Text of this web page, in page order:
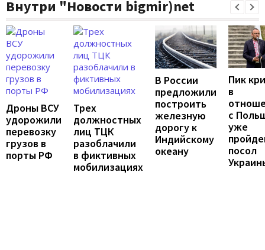
Внутри "Новости bigmir)net
Дроны ВСУ
удорожили
перевозку
грузов в
порты РФ
Трех
должностных
лиц ТЦК
разоблачили
в фиктивных
мобилизациях
В России
предложили
построить
железную
дорогу к
Индийскому
океану
Пик
в
с
уже
посол